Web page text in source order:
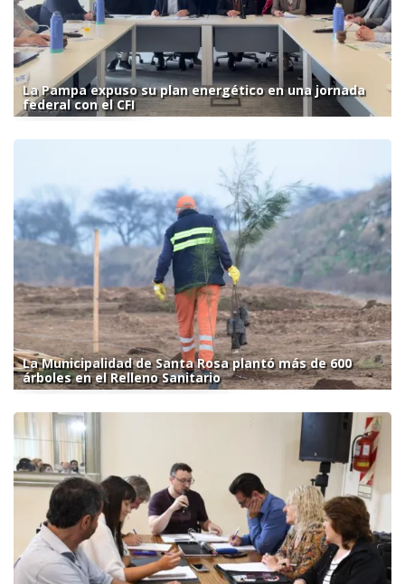
La Pampa expuso su plan energético en una jornada
federal con el CFI
La Municipalidad de Santa Rosa plantó más de 600
árboles en el Relleno Sanitario